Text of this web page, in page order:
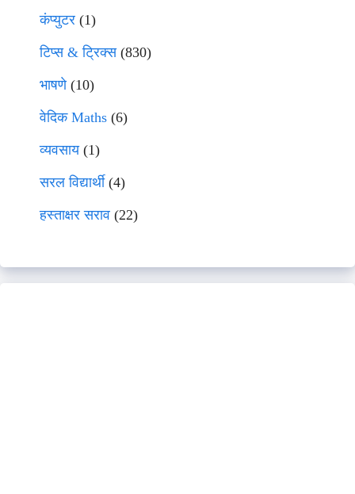
कंप्युटर (1)
टिप्स & ट्रिक्स(830)
भाषणे(10)
वेदिक Maths (6)
व्यवसाय(1)
सरल विद्यार्थी(4)
हस्ताक्षर सराव (22)